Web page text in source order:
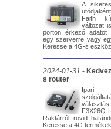
A
Faith
változat
porton érkező adatot
egy szerverre vagy
Keresse a 4G-s
2024-01-31 -
s router
Ipari
választás
Raktárról rövid
Keresse a 4G